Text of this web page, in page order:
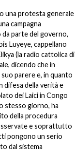
una protesta generale
campagna
da parte del governo,
Luyeye, cappellano
(la radio cattolica di
dicendo che in
parere e, in quanto
difesa della verità e
dei Laici in Congo
stesso giorno, ha
della procedura
e soprattutto
pongono un serio
dal sistema